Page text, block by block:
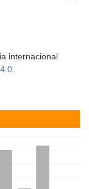
internacional
.